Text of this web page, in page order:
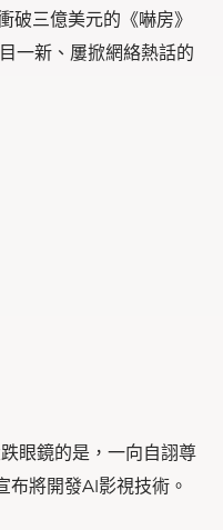
破三億美元的《嚇房》
一新、屢掀網絡熱話的
眼鏡的是，一向自詡尊
將開發AI影視技術。